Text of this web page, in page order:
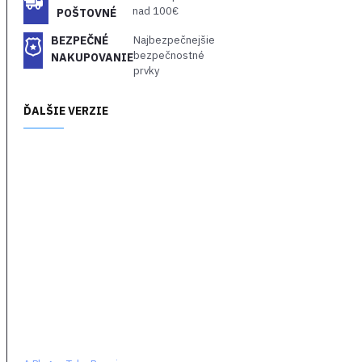
Lenže keď sa Hugove
schopnosti opäť prebudia,
smrť a skaza sa vrátia v
Súrodenci sú opäť donútení
POŠTOVNÉ
nad 100€
BEZPEČNÉ
NAKUPOVANIE
Najbezpečnejšie
bezpečnostné
prvky
ĎALŠIE VERZIE